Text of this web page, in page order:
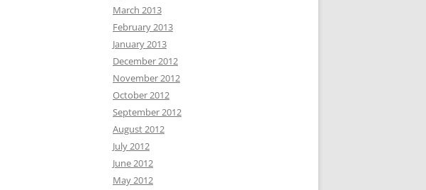
March 2013
February 2013
January 2013
December 2012
November 2012
October 2012
September 2012
August 2012
July 2012
June 2012
May 2012